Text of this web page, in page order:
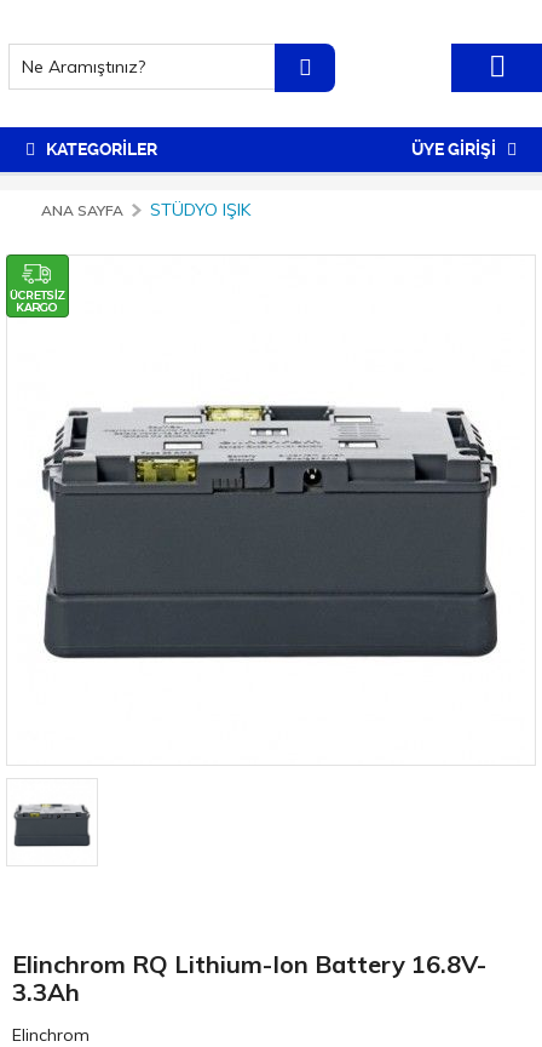
KATEGORİLER ÜYE GİRİŞİ
ANA SAYFA STÜDYO IŞIK
Elinchrom RQ Lithium-Ion Battery 16.8V-
3.3Ah
Elinchrom